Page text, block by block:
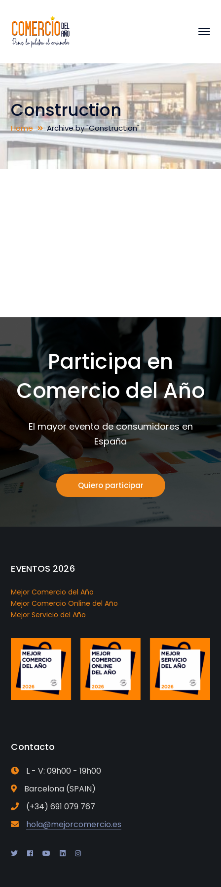
Construction
Home Archive by "Construction"
Participa en
Comercio del Año
El mayor evento de consumidores en
España
Quiero participar
EVENTOS 2026
Mejor Comercio del Año
Mejor Comercio Online del Año
Mejor Servicio del Año
Contacto
L - V: 09h00 - 19h00
Barcelona (SPAIN)
(+34) 691 079 767
hola@mejorcomercio.es